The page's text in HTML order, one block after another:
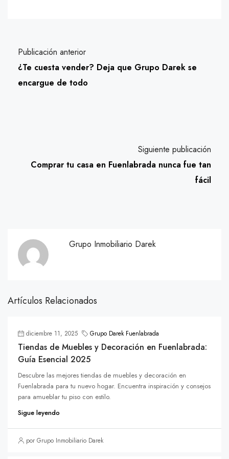
Publicación anterior
¿Te cuesta vender? Deja que Grupo Darek se
encargue de todo
Siguiente publicación
Comprar tu casa en Fuenlabrada nunca fue tan
fácil
Grupo Inmobiliario Darek
Artículos Relacionados
diciembre 11, 2025 Grupo Darek Fuenlabrada
Tiendas de Muebles y Decoración en Fuenlabrada:
Guía Esencial 2025
Descubre las mejores tiendas de muebles y decoración en
Fuenlabrada para tu nuevo hogar. Encuentra inspiración y consejos
para amueblar tu piso con estilo.
Sigue leyendo
por Grupo Inmobiliario Darek